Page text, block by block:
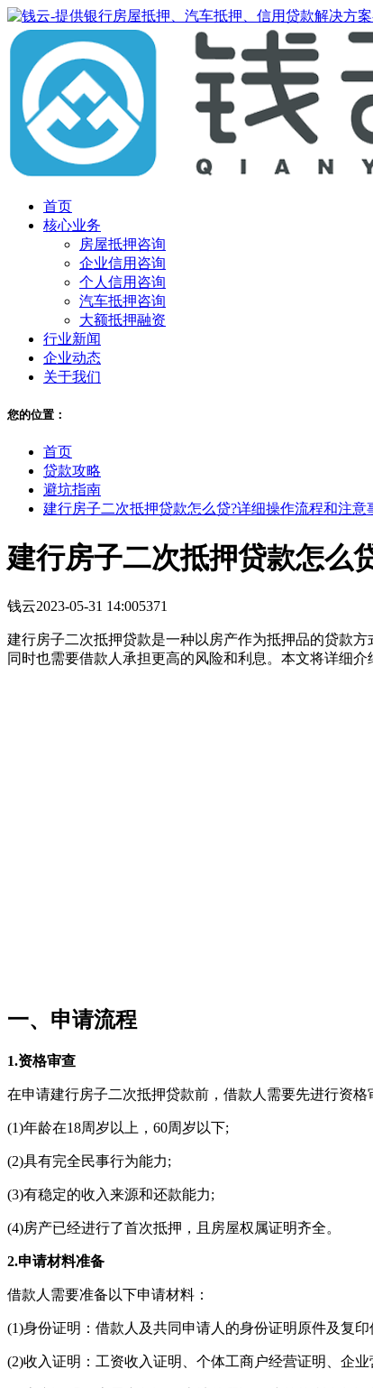
首页
核心业务
房屋抵押咨询
企业信用咨询
个人信用咨询
汽车抵押咨询
大额抵押融资
行业新闻
企业动态
关于我们
您的位置：
首页
贷款攻略
避坑指南
建行房子二次抵押贷款怎么贷?详细操作流程和注意
建行房子二次抵押贷款怎么
钱云2023-05-31 14:005371
建行房子二次抵押贷款是一种以房产作为抵押品的贷款
同时也需要借款人承担更高的风险和利息。本文将详细
一、申请流程
1.资格审查
在申请建行房子二次抵押贷款前，借款人需要先进行资格
(1)年龄在18周岁以上，60周岁以下;
(2)具有完全民事行为能力;
(3)有稳定的收入来源和还款能力;
(4)房产已经进行了首次抵押，且房屋权属证明齐全。
2.申请材料准备
借款人需要准备以下申请材料：
(1)身份证明：借款人及共同申请人的身份证明原件及复印
(2)收入证明：工资收入证明、个体工商户经营证明、企业